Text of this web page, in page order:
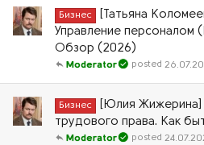
Бизнес
[Татьяна
Управление персоналом
Обзор (2026)
Moderator
Бизнес
[Юлия
трудового права. Как
Moderator